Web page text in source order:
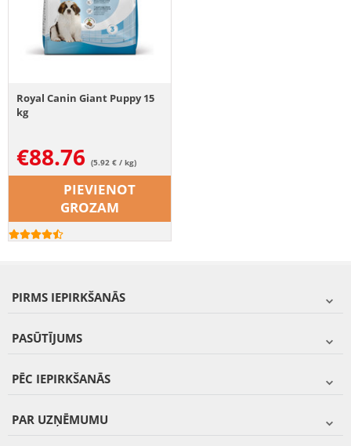
Royal Canin Giant Puppy 15
kg
€88.76 (5.92 € / kg)
PIEVIENOT
GROZAM
PIRMS IEPIRKŠANĀS
PASŪTĪJUMS
PĒC IEPIRKŠANĀS
PAR UZŅĒMUMU